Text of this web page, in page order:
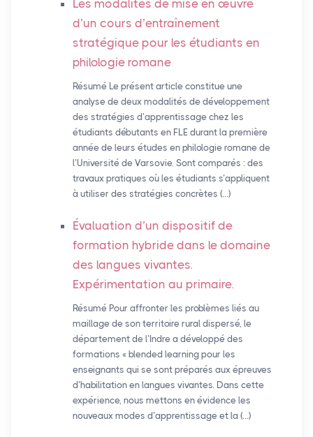
Les modalités de mise en œuvre
d’un cours d’entraînement
stratégique pour les étudiants en
philologie romane
Résumé Le présent article constitue une
analyse de deux modalités de développement
des stratégies d’apprentissage chez les
étudiants débutants en FLE durant la première
année de leurs études en philologie romane de
l’Université de Varsovie. Sont comparés : des
travaux pratiques où les étudiants s’appliquent
à utiliser des stratégies concrètes (…)
Évaluation d’un dispositif de
formation hybride dans le domaine
des langues vivantes.
Expérimentation au primaire.
Résumé Pour affronter les problèmes liés au
maillage de son territoire rural dispersé, le
département de l’Indre a développé des
formations « blended learning pour les
enseignants qui se sont préparés aux épreuves
d’habilitation en langues vivantes. Dans cette
expérience, nous mettons en évidence les
nouveaux modes d’apprentissage et la (…)